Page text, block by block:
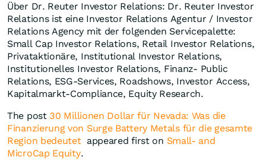
Über Dr. Reuter Investor Relations: Dr. Reuter Investor
Relations ist eine Investor Relations Agentur / Investor
Relations Agency mit der folgenden Servicepalette:
Small Cap Investor Relations, Retail Investor Relations,
Privataktionäre, Institutional Investor Relations,
Institutionelles Investor Relations, Finanz- Public
Relations, ESG-Services, Roadshows, Investor Access,
Kapitalmarkt-Compliance, Equity Research.
The post 30 Millionen Dollar für Nevada: Was die
Finanzierung von Surge Battery Metals für die gesamte
Region bedeutet appeared first on Small- and
MicroCap Equity.